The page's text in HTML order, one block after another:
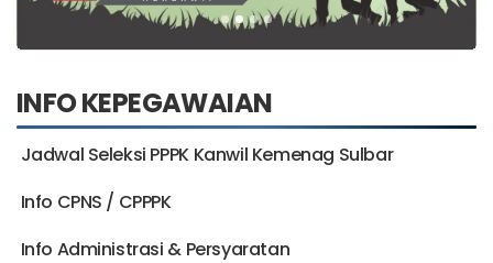
INFO KEPEGAWAIAN
Jadwal Seleksi PPPK Kanwil Kemenag Sulbar
Info CPNS / CPPPK
Info Administrasi & Persyaratan